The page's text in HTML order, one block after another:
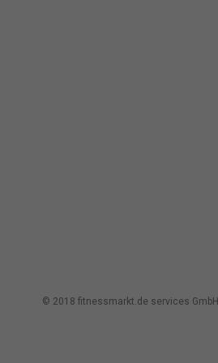
© 2018 fitnessmarkt.de services GmbH